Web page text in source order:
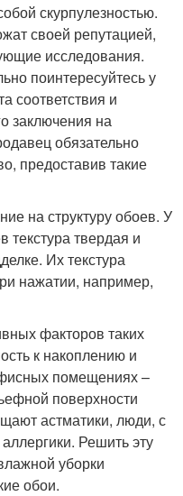
скурпулезностью.
своей репутацией,
исследования.
поинтересуйтесь у
соответствия и
заключения на
обязательно
предоставив такие
на структуру обоев. У
твердая и
Их текстура
нажатии, например,
факторов таких
к накоплению и
помещениях –
поверхности
астматики, люди, с
Решить эту
уборки
обои.